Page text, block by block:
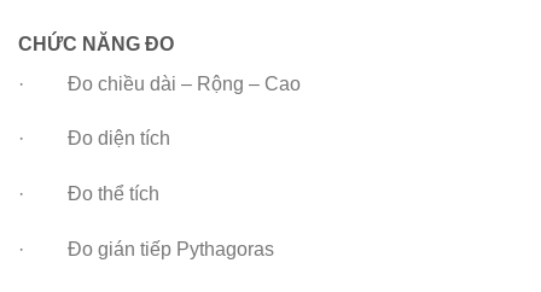
CHỨC NĂNG ĐO
· Đo chiều dài – Rộng – Cao
· Đo diện tích
· Đo thể tích
· Đo gián tiếp Pythagoras